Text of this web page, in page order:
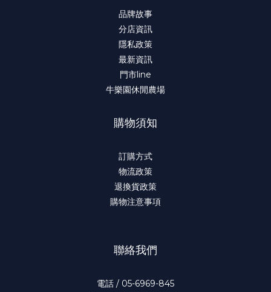
品牌故事
分店資訊
隱私政策
最新資訊
門市line
牛樂園休閒農場
購物須知
訂購方式
物流政策
退換貨政策
購物注意事項
聯絡我們
電話 / 05-6969-845